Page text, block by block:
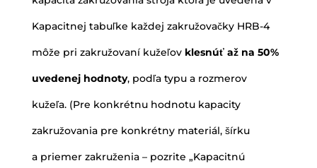
Kapacitnej tabuľke každej zakružovačky HRB-4
môže pri zakružovaní kužeľov klesnúť až na 50%
uvedenej hodnoty, podľa typu a rozmerov
kužeľa. (Pre konkrétnu hodnotu kapacity
zakružovania pre konkrétny materiál, šírku
a priemer zakruženia – pozrite „Kapacitnú